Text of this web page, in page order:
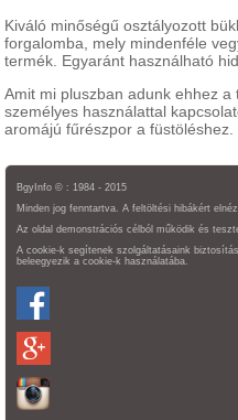
Kiváló minőségű osztályozott
forgalomba, mely mindenféle
termék. Egyaránt használható
Amit mi pluszban adunk ehhez
személyes használattal
aromájú fűrészpor a füstöléshez.
BgyInfo © : 1984 - 2015
Minden jog fenntartva. A feltöltési hibákért
Az oldal demonstrációs célból működik és
A cookie-k segítenek szolgáltatásaink
beleegyezik a cookie-k használatába.